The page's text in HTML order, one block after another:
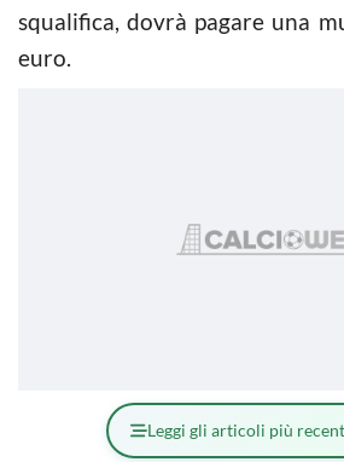
squalifica, dovrà pagare una
euro.
Leggi gli articoli più